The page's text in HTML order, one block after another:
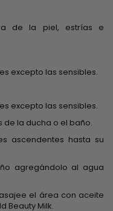
de la piel, estrías e
excepto las sensibles.
excepto las sensibles.
la ducha o el baño.
ascendentes hasta su
agregándolo al agua
el área con aceite
Beauty Milk.